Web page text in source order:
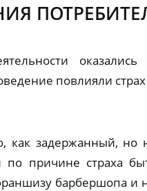
повлияли
как задержанный,
причине страха
барбершопа